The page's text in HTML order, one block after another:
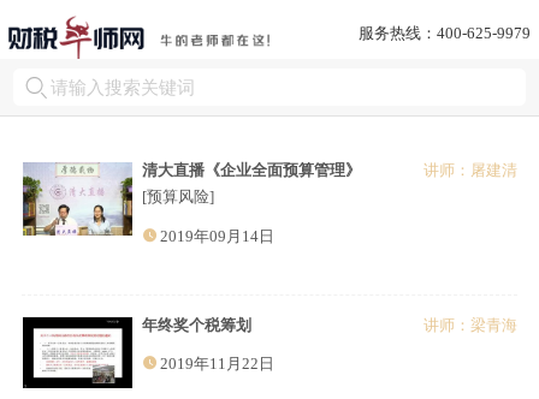
服务热线：400-625-9979
清大直播《企业全面预算管理》
[预算风险]
2019年09月14日
讲师：屠建清
年终奖个税筹划
2019年11月22日
讲师：梁青海